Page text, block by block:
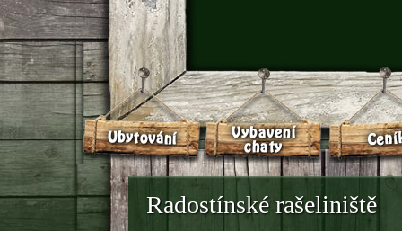
Radostínské rašeliniště